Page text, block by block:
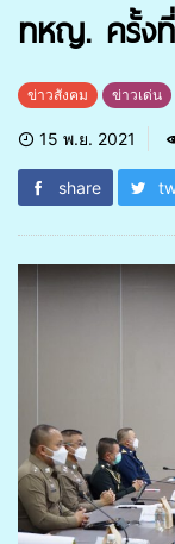
ทหญ. ครั้ง
ข่าวสังคม ข่าวเด่น
15 พ.ย. 2021
share